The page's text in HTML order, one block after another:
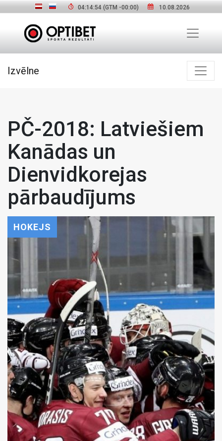
04:14:55(GTM -00:00) 10.08.2026
Izvēlne
PČ-2018: Latviešiem
Kanādas un
Dienvidkorejas
pārbaudījums
HOKEJS